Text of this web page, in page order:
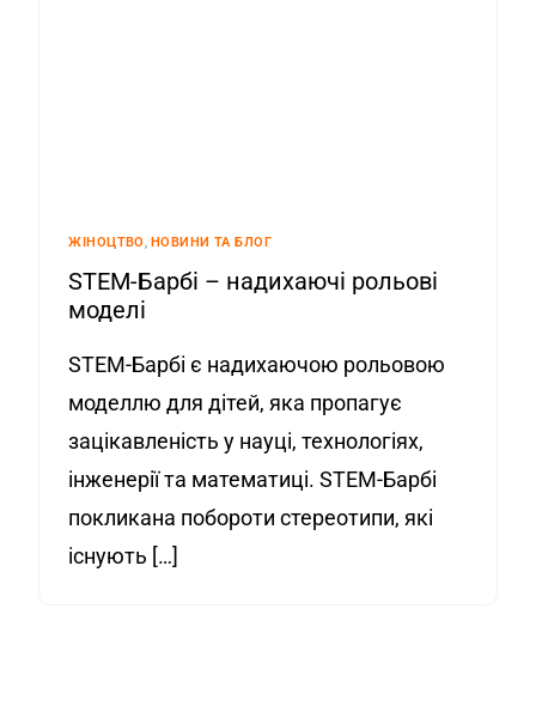
ЖІНОЦТВО, НОВИНИ ТА БЛОГ
STEM-Барбі – надихаючі рольові
моделі
STEM-Барбі є надихаючою рольовою
моделлю для дітей, яка пропагує
зацікавленість у науці, технологіях,
інженерії та математиці. STEM-Барбі
покликана побороти стереотипи, які
існують […]